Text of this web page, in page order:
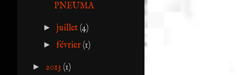
PNEUMA
► juillet(4)
► février(1)
► 2013 (1)